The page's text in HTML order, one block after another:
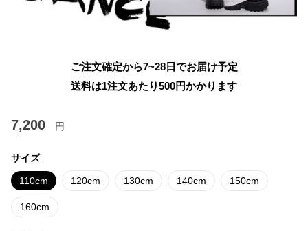
ご注文確定から7~28日でお届け予定
送料は1注文あたり500円かかります
7,200 円
サイズ
110cm 120cm 130cm 140cm 150cm
160cm